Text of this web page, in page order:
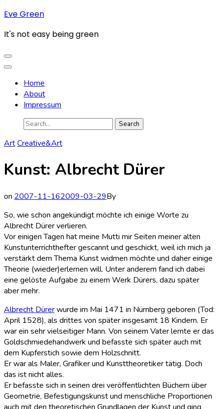
Skip
content
Enter)
Eve Green
It's not easy being green
Home
About
Impressum
Search
ArtCreative&Art
Kunst: Albrecht Dürer
on 2007-11-162009-03-29By
So, wie schon angekündigt möchte ich einige Worte zu
Albrecht Dürer verlieren.
Vor einigen Tagen hat meine Mutti mir Seiten meiner alten
Kunstunterrichthefter gescannt und geschickt, weil ich mich ja
verstärkt dem Thema Kunst widmen möchte und daher einige
Theorie (wieder)erlernen will. Unter anderem fand ich dabei
eine gelöste Aufgabe zu einem Werk Dürers, dazu später
aber mehr.
Albrecht Dürerwurde im Mai 1471 in Nürnberg geboren (Tod:
April 1528), als drittes von später insgesamt 18 Kindern. Er
war ein sehr vielseitiger Mann. Von seinem Vater lernte er das
Goldschmiedehandwerk und befasste sich später auch mit
dem Kupferstich sowie dem Holzschnitt.
Er war als Maler, Grafiker und Kunsttheoretiker tätig. Doch
das ist nicht alles.
Er befasste sich in seinen drei veröffentlichten Büchern über
Geometrie, Befestigungskunst und menschliche Proportionen